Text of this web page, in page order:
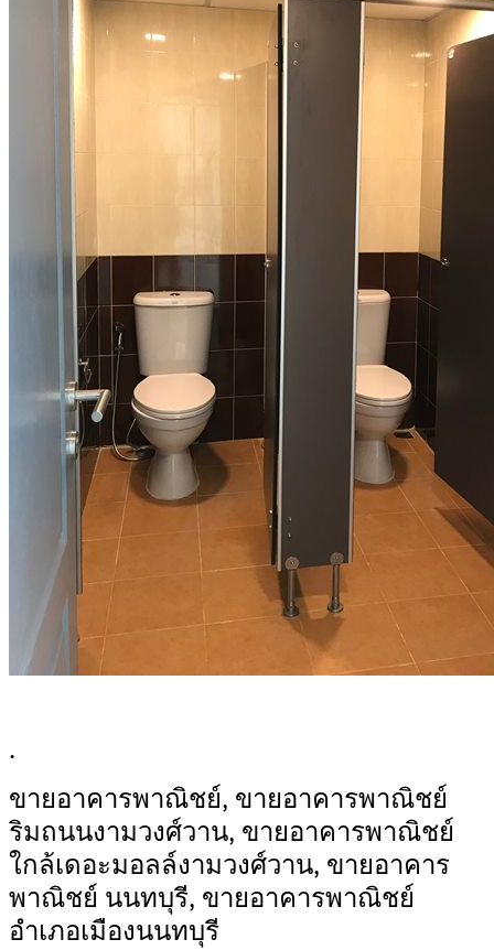
.
ขายอาคารพาณิชย์, ขายอาคารพาณิชย์
ริมถนนงามวงศ์วาน, ขายอาคารพาณิชย์
ใกล้เดอะมอลล์งามวงศ์วาน, ขายอาคาร
พาณิชย์ นนทบุรี, ขายอาคารพาณิชย์
อำเภอเมืองนนทบุรี